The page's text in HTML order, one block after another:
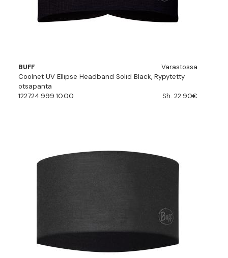
BUFF
Varastossa
Coolnet UV Ellipse Headband Solid Black, Rypytetty
otsapanta
122724.999.10.00
Sh. 22.90€